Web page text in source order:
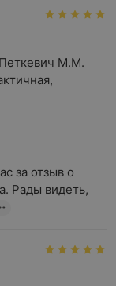
М.М.
за отзыв о
Рады видеть,